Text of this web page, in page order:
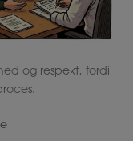
og respekt, fordi